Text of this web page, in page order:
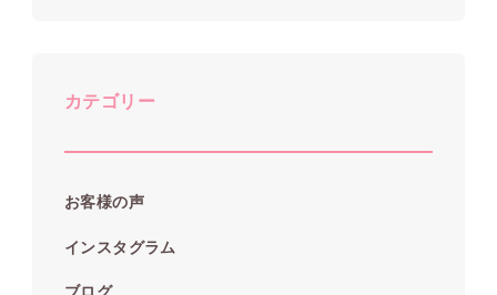
カテゴリー
お客様の声
インスタグラム